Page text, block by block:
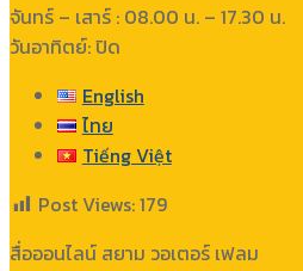
จันทร์ – เสาร์ : 08.00 น. – 17.30 น.
วันอาทิตย์: ปิด
English
ไทย
Tiếng Việt
Post Views:179
สื่อออนไลน์ สยาม วอเตอร์ เฟลม